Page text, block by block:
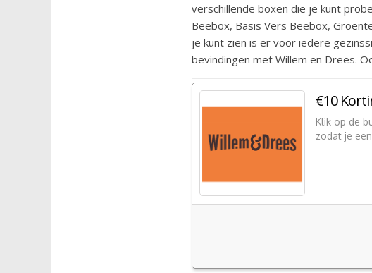
verschillende boxen die je kunt
Beebox, Basis Vers Beebox,
je kunt zien is er voor iedere
bevindingen met Willem en Drees.
€10
Klik op de
zodat je